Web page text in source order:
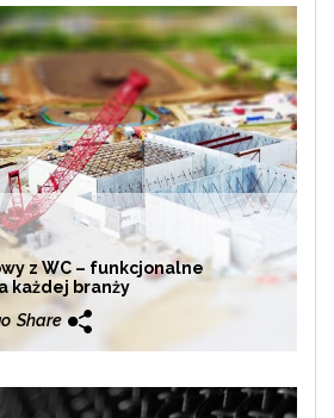
z WC – funkcjonalne
każdej branży
Share